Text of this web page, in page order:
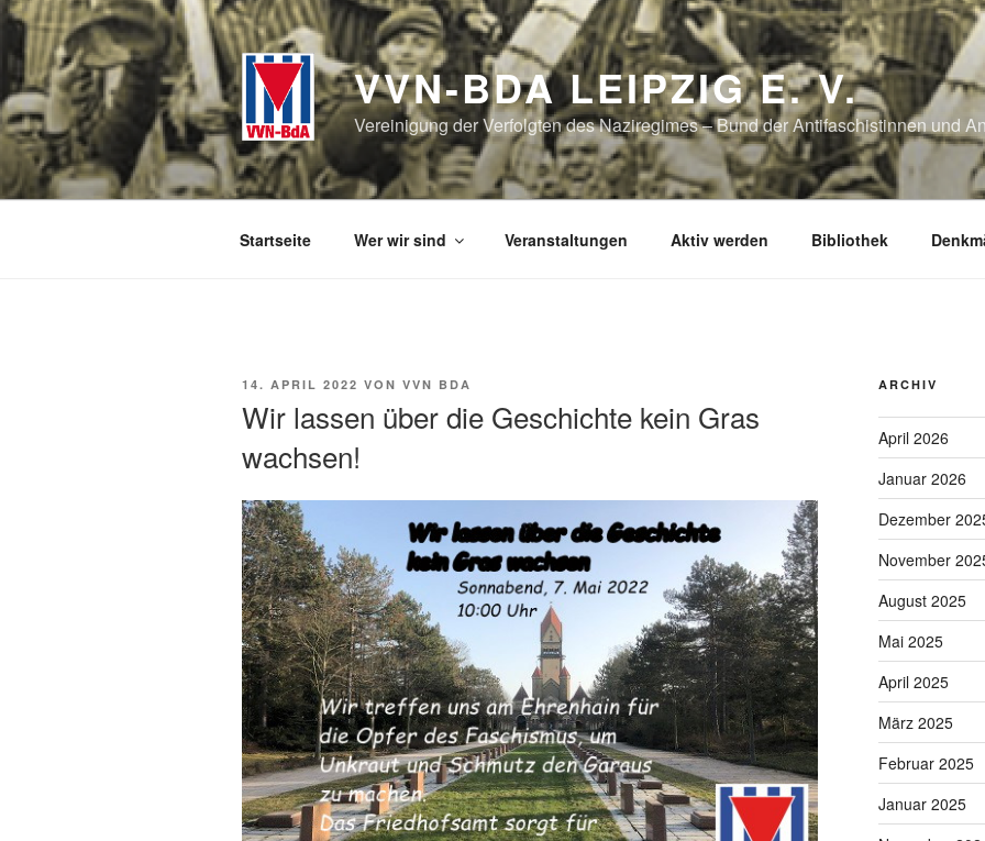
Zum
Inhalt
springen
VVN-BDA LEIPZIG E. V.
Vereinigung der Verfolgten des Naziregimes – Bund der Antifaschistinnen und
Startseite Wer wir sind Veranstaltungen Aktiv werden Bibliothek
VERÖFFENTLICHT
14. APRIL 2022 VON VVN BDA
Wir lassen über die Geschichte kein Gras
wachsen!
ARCHIV
April 2026
Januar 2026
Dezember
November
August 2025
Mai 2025
April 2025
März 2025
Februar 2025
Januar 2025